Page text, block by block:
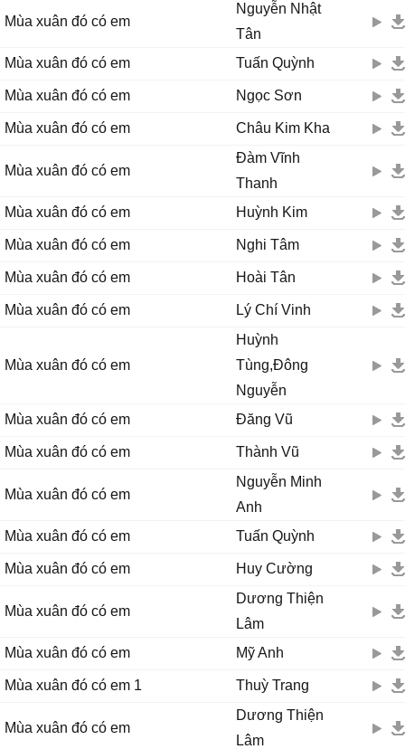
Mùa xuân đó có em
Nguyễn Nhật
Tân
Mùa xuân đó có em
Tuấn Quỳnh
Mùa xuân đó có em Ngọc Sơn
Mùa xuân đó có em Châu Kim Kha
Mùa xuân đó có em
Đàm Vĩnh
Thanh
Mùa xuân đó có em
Huỳnh Kim
Mùa xuân đó có em Nghi Tâm
Mùa xuân đó có em Hoài Tân
Mùa xuân đó có em Lý Chí Vinh
Mùa xuân đó có em
Huỳnh
Tùng,Đông
Nguyễn
Mùa xuân đó có em
Đăng Vũ
Mùa xuân đó có em Thành Vũ
Mùa xuân đó có em
Nguyễn Minh
Anh
Mùa xuân đó có em
Tuấn Quỳnh
Mùa xuân đó có em Huy Cường
Mùa xuân đó có em
Dương Thiện
Lâm
Mùa xuân đó có em
Mỹ Anh
Mùa xuân đó có em 1 Thuỳ Trang
Mùa xuân đó có em
Dương Thiện
Lâm